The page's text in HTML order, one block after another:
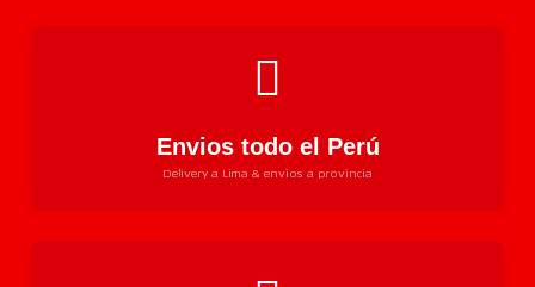
Envios todo el Perú
Delivery a Lima & envios a provincia